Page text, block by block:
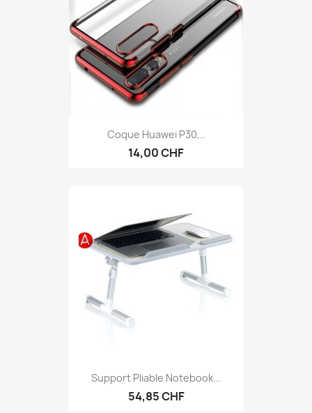
Coque Huawei P30...
14,00 CHF
Support Pliable Notebook...
54,85 CHF